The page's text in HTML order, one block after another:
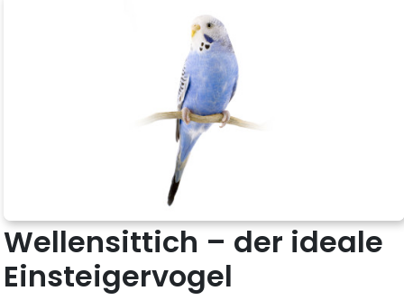
Wellensittich – der ideale
Einsteigervogel